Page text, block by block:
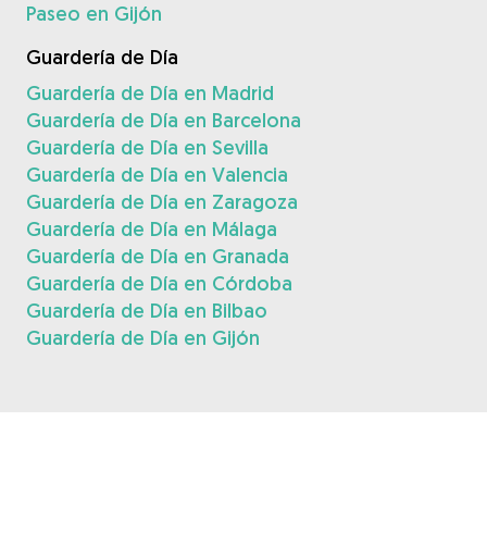
Paseo en Gijón
Guardería de Día
Guardería de Día en Madrid
Guardería de Día en Barcelona
Guardería de Día en Sevilla
Guardería de Día en Valencia
Guardería de Día en Zaragoza
Guardería de Día en Málaga
Guardería de Día en Granada
Guardería de Día en Córdoba
Guardería de Día en Bilbao
Guardería de Día en Gijón